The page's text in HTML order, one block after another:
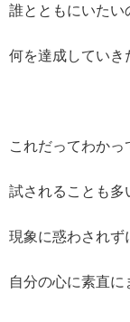
誰とともにいたい
何を達成していき
これだってわかっ
試されることも多
現象に惑わされず
自分の心に素直に